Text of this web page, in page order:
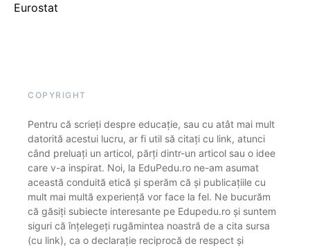
Eurostat
COPYRIGHT
Pentru că scrieți despre educație, sau cu atât mai mult
datorită acestui lucru, ar fi util să citați cu link, atunci
când preluați un articol, părți dintr-un articol sau o idee
care v-a inspirat. Noi, la EduPedu.ro ne-am asumat
această conduită etică și sperăm că și publicațiile cu
mult mai multă experiență vor face la fel. Ne bucurăm
că găsiți subiecte interesante pe Edupedu.ro și suntem
siguri că înțelegeți rugămintea noastră de a cita sursa
(cu link), ca o declarație reciprocă de respect și